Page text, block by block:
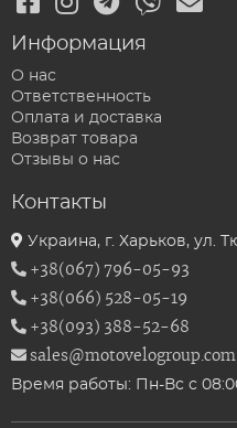
Информация
О нас
Ответственность
Оплата и доставка
Возврат товара
Отзывы о нас
Контакты
Украина, г. Харьков, ул.
+38(067) 796-05-93
+38(066) 528-05-19
+38(093) 388-52-68
Время работы: Пн-Вс с